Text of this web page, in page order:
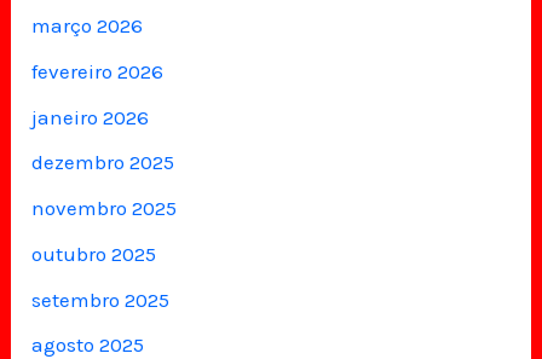
março 2026
fevereiro 2026
janeiro 2026
dezembro 2025
novembro 2025
outubro 2025
setembro 2025
agosto 2025